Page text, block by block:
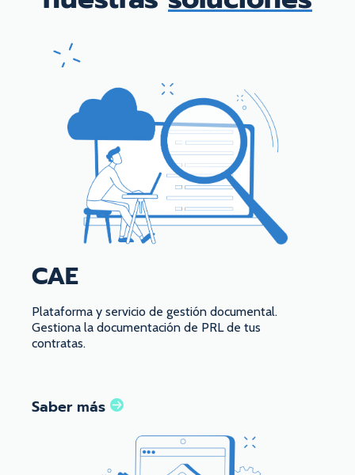
CAE
Plataforma y servicio de gestión documental.
Gestiona la documentación de PRL de tus
contratas.
Saber más